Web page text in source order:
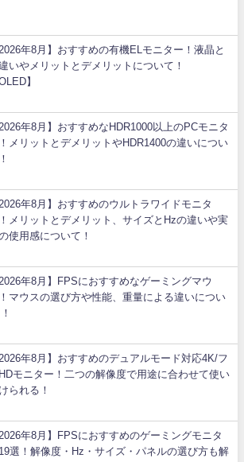
2026年8月】おすすめの有機ELモニター！液晶と
いやメリットとデメリットについて！
】
2026年8月】おすすめなHDR1000以上のPCモニタ
メリットとデメリットやHDR1400の違いについ
2026年8月】おすすめのウルトラワイドモニタ
メリットとデメリット、サイズとHzの違いや実
使用感について！
2026年8月】FPSにおすすめなゲーミングマウ
マウスの選び方や性能、重量による違いについ
2026年8月】おすすめのデュアルモード対応4K/フ
モニター！二つの解像度で用途に合わせて使い
られる！
2026年8月】FPSにおすすめのゲーミングモニタ
選！解像度・Hz・サイズ・パネルの選び方も解